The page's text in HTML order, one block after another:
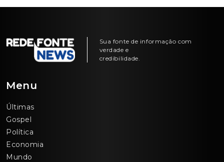
Sua fonte de informação com
verdade e
credibilidade.
Menu
Últimas
Gospel
Política
Economia
Mundo